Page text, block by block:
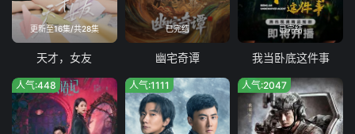
更新至16集/共28集
天才，女友
已完结
幽宅奇谭
已完结
我当卧底这件事
人气:448 人气:1111 人气:2047